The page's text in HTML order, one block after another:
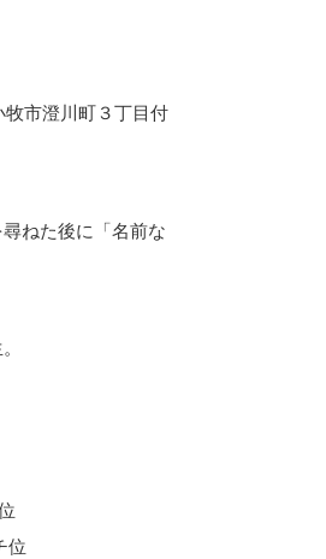
牧市澄川町３丁目付
ねた後に「名前な
位